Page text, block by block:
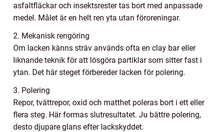
asfaltfläckar och insektsrester tas bort med anpassade
medel. Målet är en helt ren yta utan föroreningar.
2. Mekanisk rengöring
Om lacken känns sträv används ofta en clay bar eller
liknande teknik för att lösgöra partiklar som sitter fast i
ytan. Det här steget förbereder lacken för polering.
3. Polering
Repor, tvättrepor, oxid och matthet poleras bort i ett eller
flera steg. Här formas slutresultatet. Ju bättre polering,
desto djupare glans efter lackskyddet.